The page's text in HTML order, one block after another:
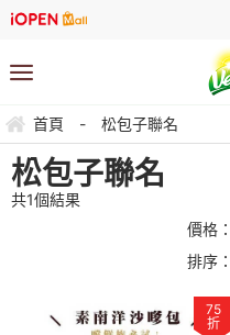
首頁 - 松包子聯名
松包子聯名
共1個結果
價格：
排序：
75
折